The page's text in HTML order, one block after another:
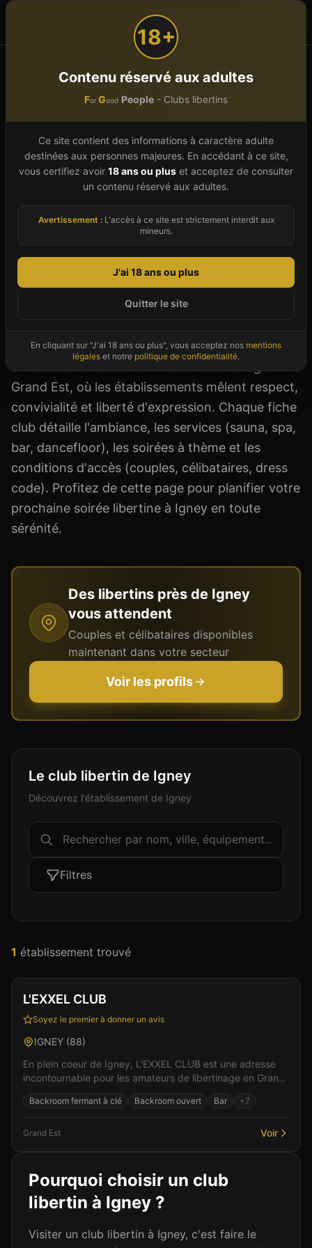
18+
Contenu réservé aux adultes
ForGood People - Clubs libertins
Ce site contient des informations à caractère adulte
destinées aux personnes majeures. En accédant à ce site,
vous certifiez avoir 18 ans ou plus et acceptez de consulter
un contenu réservé aux adultes.
Avertissement :L'accès à ce site est strictement interdit aux
mineurs.
J'ai 18 ans ou plus
Quitter le site
En cliquant sur "J'ai 18 ans ou plus", vous acceptez nos mentions
légales et notre politique de confidentialité.
Accueil Grand Est Vosges (88) Igney
Club libertin à Igney (
Bienvenue sur le guide complet des clubs
libertins et établissements échangistes à Igney,
en Vosges. En 2026, nous référençons un
qualité d'accueil, leur ambiance et la discrétion
couple cherchant à explorer le libertinage à
Igney, un célibataire curieux ou un initié de
passage en Grand Est, notre annuaire vous
horaires, équipements, tarifs et avis. Igney
Grand Est, où les établissements mêlent respect,
convivialité et liberté d'expression. Chaque fiche
club détaille l'ambiance, les services (sauna, spa,
bar, dancefloor), les soirées à thème et les
conditions d'accès (couples, célibataires, dress
code). Profitez de cette page pour planifier votre
prochaine soirée libertine à Igney en toute
sérénité.
Des libertins près de Igney
vous attendent
Couples et célibataires disponibles
maintenant dans votre secteur
Voir les profils
Le club libertin de Igney
Découvrez l'établissement de Igney
Filtres
1 établissement trouvé
L'EXXEL CLUB
Soyez le premier à donner un avis
IGNEY (88)
En plein coeur de Igney, L'EXXEL CLUB est une adresse
incontournable pour les amateurs de libertinage en Grand
Backroom fermant à clé Backroom ouvert Bar +7
Grand Est Voir
Pourquoi choisir un club
libertin à Igney ?
Visiter un club libertin à Igney, c'est faire le